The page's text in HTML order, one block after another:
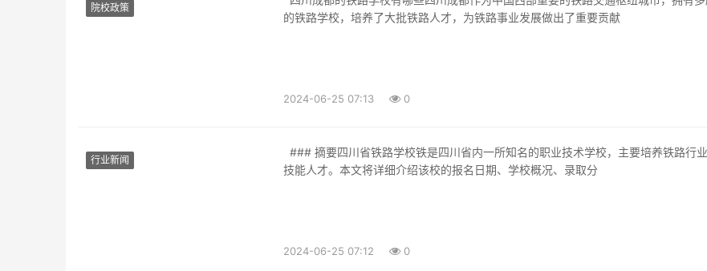
院校政策
的铁路学校，培养了大批铁路人才，为铁路事业发展做出了重要贡献
2024-06-25 07:13 0
行业新闻
技能人才。本文将详细介绍该校的报名日期、学校概况、录取分
2024-06-25 07:12 0